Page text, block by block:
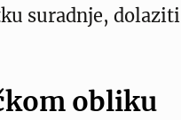
suradnje, dolaziti
obliku